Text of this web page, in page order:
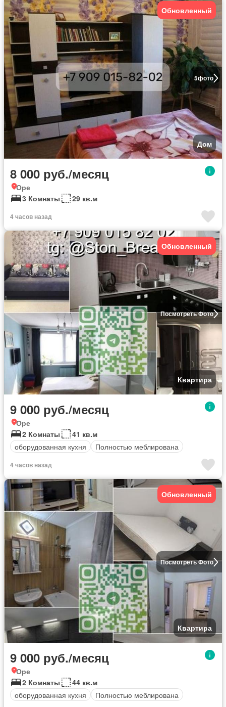
5фото
Обновленный
Дом
8 000 руб./месяц
Оре
3 Комнаты
29 кв.м
4 часов назад
Посмотреть Фото
Обновленный
Квартира
9 000 руб./месяц
Оре
2 Комнаты
41 кв.м
оборудованная кухня
Полностью меблирована
4 часов назад
Посмотреть Фото
Обновленный
Квартира
9 000 руб./месяц
Оре
2 Комнаты
44 кв.м
оборудованная кухня
Полностью меблирована